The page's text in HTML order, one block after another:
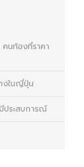
คนท้องที่ราคา
งในญี่ปุ่น
ประสบการณ์